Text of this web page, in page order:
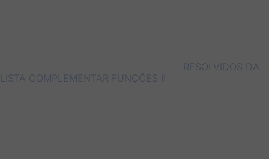
RESOLVIDOS DA
LISTA COMPLEMENTAR FUNÇÕES II